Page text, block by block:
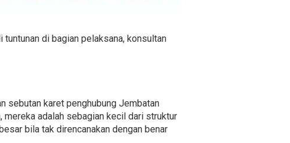
di bagian pelaksana, konsultan
sebutan karet penghubung Jembatan
adalah sebagian kecil dari struktur
bila tak direncanakan dengan benar